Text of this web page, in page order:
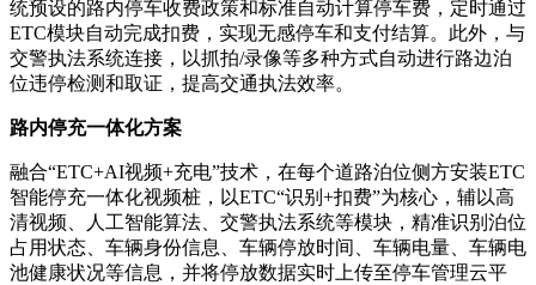
统预设的路内停车收费政策和标准自动计算停车费，定时通过
ETC模块自动完成扣费，实现无感停车和支付结算。此外，与
交警执法系统连接，以抓拍/录像等多种方式自动进行路边泊
位违停检测和取证，提高交通执法效率。
路内停充一体化方案
融合“ETC+AI视频+充电”技术，在每个道路泊位侧方安装ETC
智能停充一体化视频桩，以ETC“识别+扣费”为核心，辅以高
清视频、人工智能算法、交警执法系统等模块，精准识别泊位
占用状态、车辆身份信息、车辆停放时间、车辆电量、车辆电
池健康状况等信息，并将停放数据实时上传至停车管理云平